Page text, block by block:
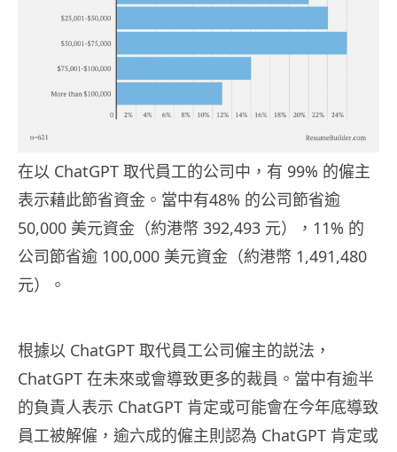
在以 ChatGPT 取代員工的公司中，有 99% 的僱主
表示藉此節省資金。當中有48% 的公司節省逾
50,000 美元資金（約港幣 392,493 元），11% 的
公司節省逾 100,000 美元資金（約港幣 1,491,480
元）。
根據以 ChatGPT 取代員工公司僱主的説法，
ChatGPT 在未來或會導致更多的裁員。當中有逾半
的負責人表示 ChatGPT 肯定或可能會在今年底導致
員工被解僱，逾六成的僱主則認為 ChatGPT 肯定或